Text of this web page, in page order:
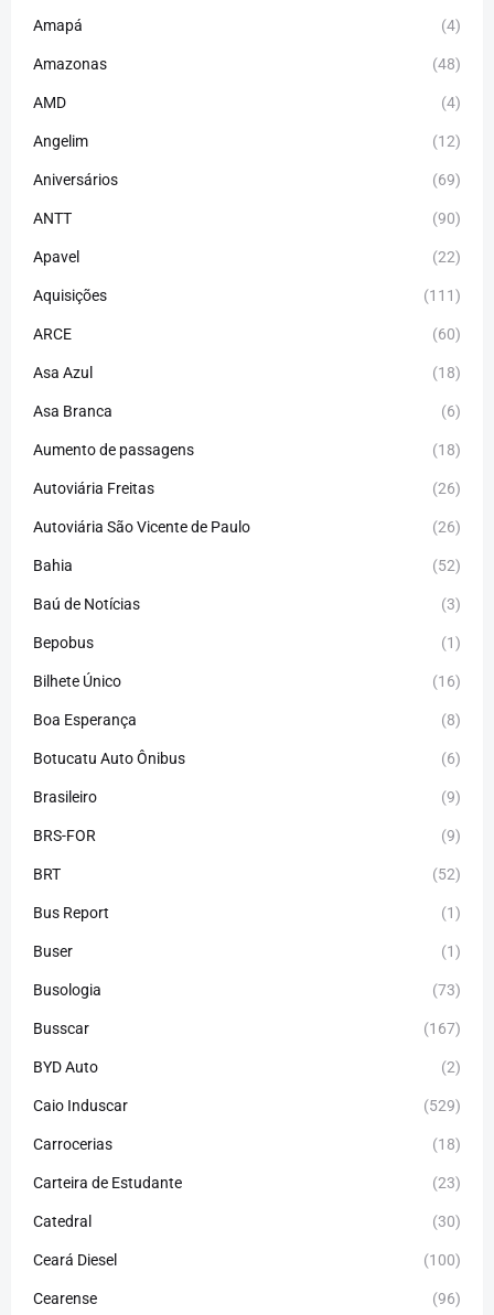
Amapá (4)
Amazonas (48)
AMD (4)
Angelim (12)
Aniversários (69)
ANTT (90)
Apavel (22)
Aquisições (111)
ARCE (60)
Asa Azul (18)
Asa Branca (6)
Aumento de passagens (18)
Autoviária Freitas (26)
Autoviária São Vicente de Paulo (26)
Bahia (52)
Baú de Notícias (3)
Bepobus (1)
Bilhete Único (16)
Boa Esperança (8)
Botucatu Auto Ônibus (6)
Brasileiro (9)
BRS-FOR (9)
BRT (52)
Bus Report (1)
Buser (1)
Busologia (73)
Busscar (167)
BYD Auto (2)
Caio Induscar (529)
Carrocerias (18)
Carteira de Estudante (23)
Catedral (30)
Ceará Diesel (100)
Cearense (96)